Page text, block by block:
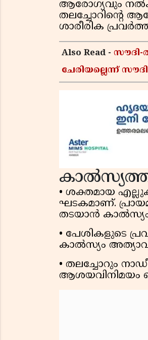
ആരോഗ്യവും
തലച്ചോറിൻ്റെ
ശാരീരിക
Also Read -
ചേരിയല്ലെന്ന്
• ശക്തമായ
ഘടകമാണ്.
തടയാൻ
• പേശികളുടെ
കാൽസ്യം
• തലച്ചോറും
ആശയവിനിമയം